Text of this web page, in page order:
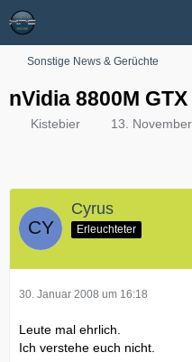
Sonstige News & Gerüchte
nVidia 8800M GTX
Kistebier 13.
Cyrus
Erleuchteter
30. Januar 2008 um 16:18
Leute mal ehrlich.
Ich verstehe euch nicht.